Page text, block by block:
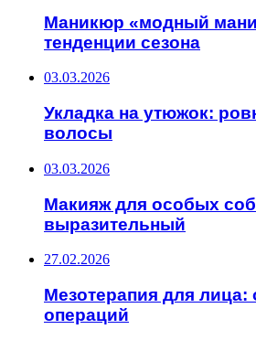
Маникюр «модный
тенденции сезона
03.03.2026
Укладка на утюжок:
волосы
03.03.2026
Макияж для особых
выразительный
27.02.2026
Мезотерапия для лица:
операций